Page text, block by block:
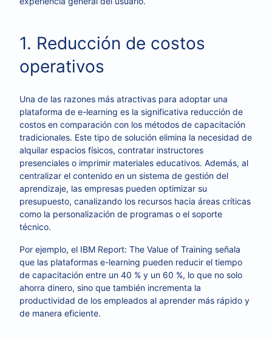
1. Reducción de costos
operativos
Una de las razones más atractivas para adoptar una
plataforma de e-learning es la significativa reducción de
costos en comparación con los métodos de capacitación
tradicionales. Este tipo de solución elimina la necesidad de
alquilar espacios físicos, contratar instructores
presenciales o imprimir materiales educativos. Además, al
centralizar el contenido en un sistema de gestión del
aprendizaje, las empresas pueden optimizar su
presupuesto, canalizando los recursos hacia áreas críticas
como la personalización de programas o el soporte
técnico.
Por ejemplo, el IBM Report: The Value of Training señala
que las plataformas e-learning pueden reducir el tiempo
de capacitación entre un 40 % y un 60 %, lo que no solo
ahorra dinero, sino que también incrementa la
productividad de los empleados al aprender más rápido y
de manera eficiente.